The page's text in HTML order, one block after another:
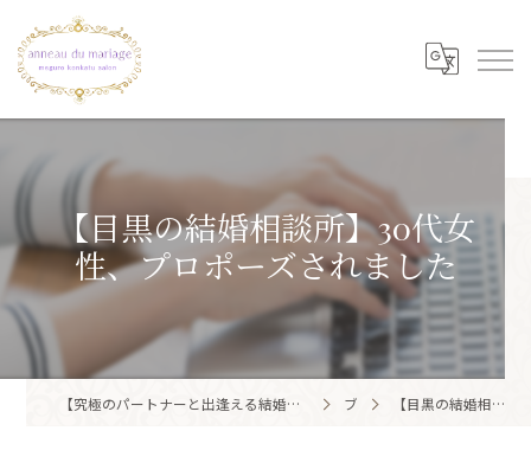
【目黒の結婚相談所】30代女
性、プロポーズされました
【究極のパートナーと出逢える結婚相談所】目黒区・品川区で結婚相談所ならアノー・ド・マリアージュ 目黒婚活サロン ブログ 【目黒の結婚相談所】30代女性、プロポーズされました